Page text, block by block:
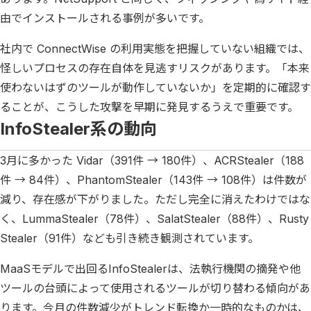
由でインストールされる事例が多いです。
社内で ConnectWise の利用実態を把握していない組織では、
怪しいプロセスの存在自体を見逃すリスクがあります。「本来
使わないはずのツールが動作していないか」を定期的に確認す
ることが、こうした攻撃を早期に発見するうえで重要です。
InfoStealer系の動向
3月に多かった Vidar（391件 → 180件）、ACRStealer（188
件 → 84件）、PhantomStealer（143件 → 108件）は件数が
減り、存在感が下がりました。ただし完全に消えたわけではな
く、LummaStealer（78件）、SalatStealer（88件）、Rusty
Stealer（91件）なども引き続き観測されています。
MaaSモデルで出回るInfoStealerは、法執行機関の摘発や他
ツールの台頭によって使用されるツールが切り替わる傾向があ
ります。今月の件数減少がトレンド転換か一時的なものかは、